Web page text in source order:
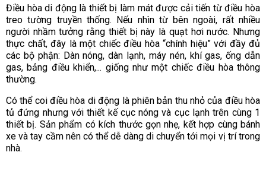
Điều hòa di động là thiết bị làm mát được cải tiến từ điều hòa
treo tường truyền thống. Nếu nhìn từ bên ngoài, rất nhiều
người nhầm tưởng rằng thiết bị này là quạt hơi nước. Nhưng
thực chất, đây là một chiếc điều hòa “chính hiệu” với đầy đủ
các bộ phận: Dàn nóng, dàn lạnh, máy nén, khí gas, ống dẫn
gas, bảng điều khiển,... giống như một chiếc điều hòa thông
thường.
Có thể coi điều hòa di động là phiên bản thu nhỏ của điều hòa
tủ đứng nhưng với thiết kế cục nóng và cục lạnh trên cùng 1
thiết bị. Sản phẩm có kích thước gọn nhẹ, kết hợp cùng bánh
xe và tay cầm nên có thể dễ dàng di chuyển tới mọi vị trí trong
nhà.